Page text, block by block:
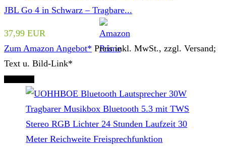
JBL Go 4 in Schwarz – Tragbare...
37,99 EUR
Zum Amazon Angebot* Preis inkl. MwSt., zzgl. Versand;
Text u. Bild-Link*